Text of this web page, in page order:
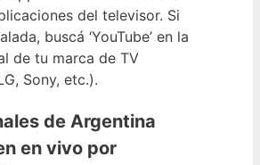
del televisor. Si
buscá ‘YouTube’ en la
de tu marca de TV
Sony, etc.).
de Argentina
en vivo por